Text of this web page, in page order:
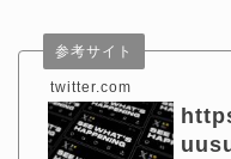
twitter.com
参考サイト